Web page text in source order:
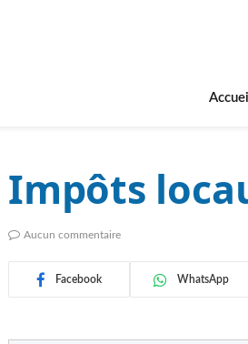
Accueil
Impôts
Aucun commentaire
Facebook WhatsApp